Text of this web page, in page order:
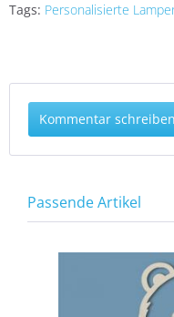
Tags: Personalisierte
Kommentar schreiben
Passende Artikel